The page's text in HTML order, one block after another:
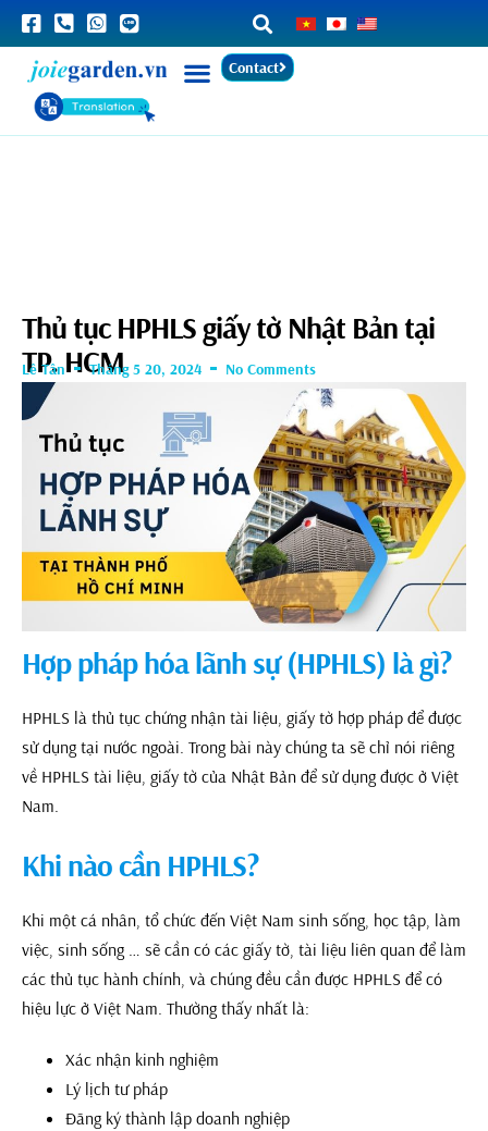
Contact
Thủ tục HPHLS giấy tờ Nhật Bản tại
TP. HCM
Lê Tân Tháng 5 20, 2024 No Comments
Hợp pháp hóa lãnh sự (HPHLS) là gì?
HPHLS là thủ tục chứng nhận tài liệu, giấy tờ hợp pháp để được
sử dụng tại nước ngoài. Trong bài này chúng ta sẽ chỉ nói riêng
về HPHLS tài liệu, giấy tờ của Nhật Bản để sử dụng được ở Việt
Nam.
Khi nào cần HPHLS?
Khi một cá nhân, tổ chức đến Việt Nam sinh sống, học tập, làm
việc, sinh sống … sẽ cần có các giấy tờ, tài liệu liên quan để làm
các thủ tục hành chính, và chúng đều cần được HPHLS để có
hiệu lực ở Việt Nam. Thường thấy nhất là:
Xác nhận kinh nghiệm
Lý lịch tư pháp
Đăng ký thành lập doanh nghiệp